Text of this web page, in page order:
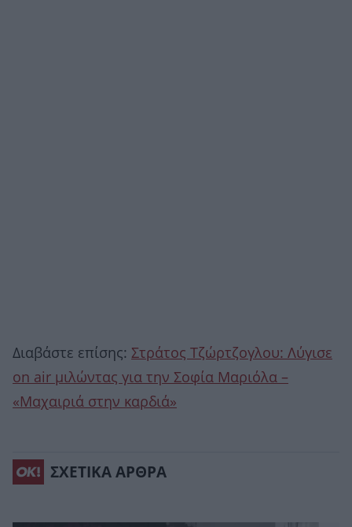
Διαβάστε επίσης: Στράτος Τζώρτζογλου: Λύγισε
on air μιλώντας για την Σοφία Μαριόλα –
«Μαχαιριά στην καρδιά»
ΣΧΕΤΙΚΑ ΑΡΘΡΑ